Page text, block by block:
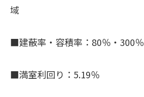
域
■建蔽率・容積率：80％・300％
■満室利回り：5.19％